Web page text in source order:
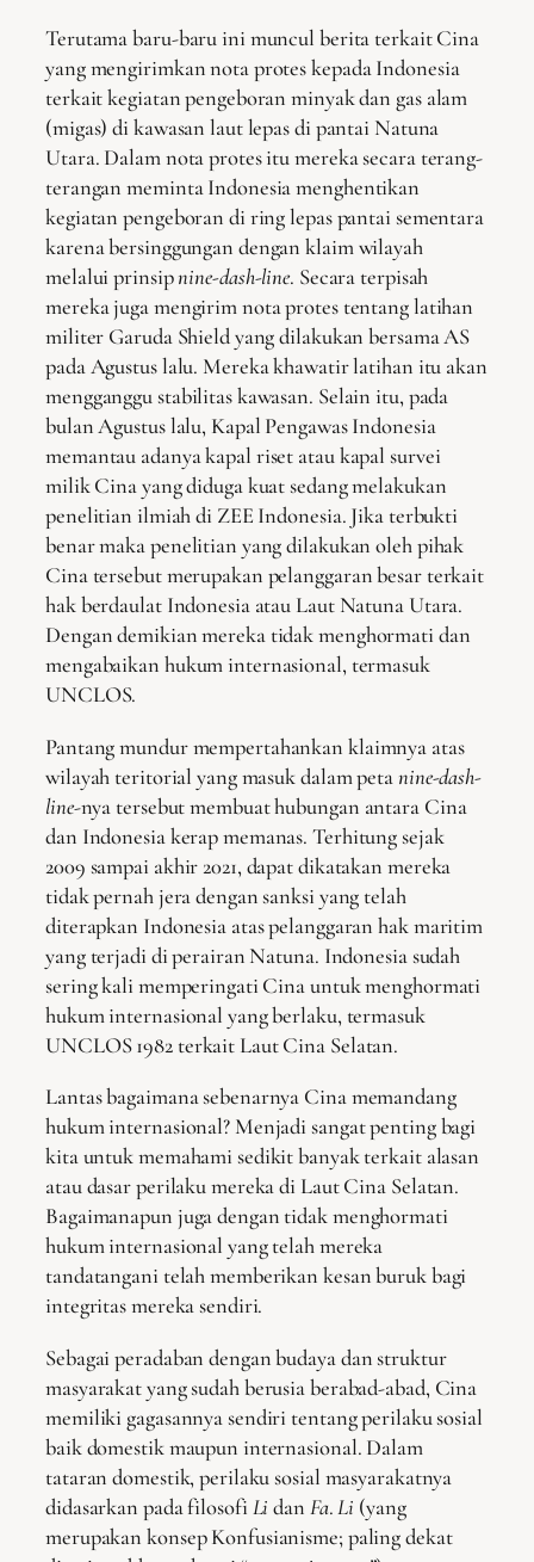
Terutama baru-baru ini muncul berita terkait Cina
yang mengirimkan nota protes kepada Indonesia
terkait kegiatan pengeboran minyak dan gas alam
(migas) di kawasan laut lepas di pantai Natuna
Utara. Dalam nota protes itu mereka secara terang-
terangan meminta Indonesia menghentikan
kegiatan pengeboran di ring lepas pantai sementara
karena bersinggungan dengan klaim wilayah
melalui prinsipnine-dash-line. Secara terpisah
mereka juga mengirim nota protes tentang latihan
militer Garuda Shield yang dilakukan bersama AS
pada Agustus lalu. Mereka khawatir latihan itu akan
mengganggu stabilitas kawasan. Selain itu, pada
bulan Agustus lalu, Kapal Pengawas Indonesia
memantau adanya kapal riset atau kapal survei
milik Cina yang diduga kuat sedang melakukan
penelitian ilmiah di ZEE Indonesia. Jika terbukti
benar maka penelitian yang dilakukan oleh pihak
Cina tersebut merupakan pelanggaran besar terkait
hak berdaulat Indonesia atau Laut Natuna Utara.
Dengan demikian mereka tidak menghormati dan
mengabaikan hukum internasional, termasuk
UNCLOS.
Pantang mundur mempertahankan klaimnya atas
wilayah teritorial yang masuk dalam petanine-dash-
line-nya tersebut membuat hubungan antara Cina
dan Indonesia kerap memanas. Terhitung sejak
2009 sampai akhir 2021, dapat dikatakan mereka
tidak pernah jera dengan sanksi yang telah
diterapkan Indonesia atas pelanggaran hak maritim
yang terjadi di perairan Natuna. Indonesia sudah
sering kali memperingati Cina untuk menghormati
hukum internasional yang berlaku, termasuk
UNCLOS 1982 terkait Laut Cina Selatan.
Lantas bagaimana sebenarnya Cina memandang
hukum internasional? Menjadi sangat penting bagi
kita untuk memahami sedikit banyak terkait alasan
atau dasar perilaku mereka di Laut Cina Selatan.
Bagaimanapun juga dengan tidak menghormati
hukum internasional yang telah mereka
tandatangani telah memberikan kesan buruk bagi
integritas mereka sendiri.
Sebagai peradaban dengan budaya dan struktur
masyarakat yang sudah berusia berabad-abad, Cina
memiliki gagasannya sendiri tentang perilaku sosial
baik domestik maupun internasional. Dalam
tataran domestik, perilaku sosial masyarakatnya
didasarkan pada filosofi Li dan Fa.Li (yang
merupakan konsep Konfusianisme; paling dekat